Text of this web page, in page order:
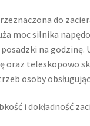
do
moc silnika
na godzinę.
oraz teleskopowo
osoby
i dokładność